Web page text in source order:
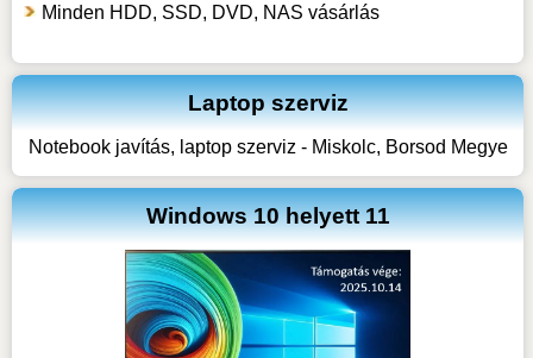
Minden HDD, SSD, DVD, NAS vásárlás
Laptop szerviz
Notebook javítás, laptop szerviz - Miskolc, Borsod Megye
Windows 10 helyett 11